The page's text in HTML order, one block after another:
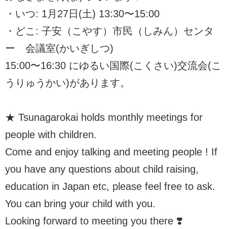
・いつ: 1月27日(土) 13:30〜15:00
・どこ: 子安（こやす）市民（しみん）センタ
ー 会議室(かいぎしつ)
15:00〜16:30 にゆるい国際(こくさい)交流会(こ
うりゅうかい)があります。
★ Tsunagarokai holds monthly meetings for
people with children.
Come and enjoy talking and meeting people ! If
you have any questions about child raising,
education in Japan etc, please feel free to ask.
You can bring your child with you.
Looking forward to meeting you there ❣️